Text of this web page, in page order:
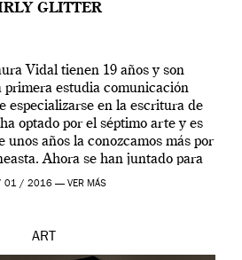
GLITTER
Vidal tienen 19 años y son
primera estudia comunicación
especializarse en la escritura de
optado por el séptimo arte y es
unos años la conozcamos más por
Ahora se han juntado para
una […]
01 / 2016 — VER MÁS
ART